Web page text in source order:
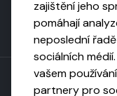
zajištění jeho
pomáhají
neposlední
sociálních
vašem
partnery pro